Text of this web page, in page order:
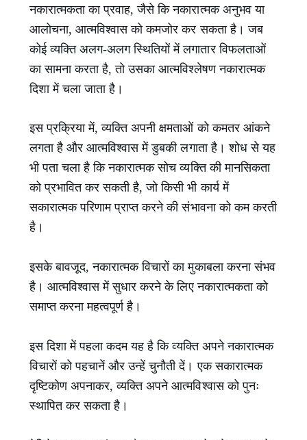
नकारात्मकता का प्रवाह, जैसे कि नकारात्मक अनुभव या
आलोचना, आत्मविश्वास को कमजोर कर सकता है। जब
कोई व्यक्ति अलग-अलग स्थितियों में लगातार विफलताओं
का सामना करता है, तो उसका आत्मविश्लेषण नकारात्मक
दिशा में चला जाता है।
इस प्रक्रिया में, व्यक्ति अपनी क्षमताओं को कमतर आंकने
लगता है और आत्मविश्वास में डुबकी लगाता है। शोध से यह
भी पता चला है कि नकारात्मक सोच व्यक्ति की मानसिकता
को प्रभावित कर सकती है, जो किसी भी कार्य में
सकारात्मक परिणाम प्राप्त करने की संभावना को कम करती
है।
इसके बावजूद, नकारात्मक विचारों का मुकाबला करना संभव
है। आत्मविश्वास में सुधार करने के लिए नकारात्मकता को
समाप्त करना महत्वपूर्ण है।
इस दिशा में पहला कदम यह है कि व्यक्ति अपने नकारात्मक
विचारों को पहचानें और उन्हें चुनौती दें। एक सकारात्मक
दृष्टिकोण अपनाकर, व्यक्ति अपने आत्मविश्वास को पुनः
स्थापित कर सकता है।